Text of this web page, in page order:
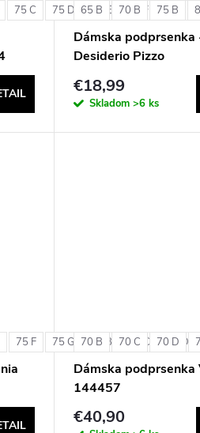
75 C 75 D 75 E 75 F 80 C
65 B 70 B 75 B
Dámska podprsenka
Desiderio Pizzo
€18,99
Skladom>6 ks
75 F 75 G 80 B 80 C 80 D
70 B 70 C 70 D
Dámska podprsenka
144457
€40,90